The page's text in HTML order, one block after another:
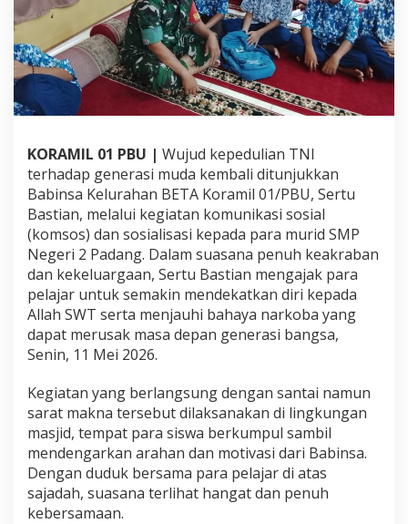
N
i
a
i
K
a
m
a
a
n
d
a
n
B
h
a
y
N
r
k
o
b
a
k
KORAMIL 01 PBU | Wujud kepedulian TNI
terhadap generasi muda kembali ditunjukkan
Babinsa Kelurahan BETA Koramil 01/PBU, Sertu
Bastian, melalui kegiatan komunikasi sosial
(komsos) dan sosialisasi kepada para murid SMP
Negeri 2 Padang. Dalam suasana penuh keakraban
dan kekeluargaan, Sertu Bastian mengajak para
pelajar untuk semakin mendekatkan diri kepada
Allah SWT serta menjauhi bahaya narkoba yang
dapat merusak masa depan generasi bangsa,
Senin, 11 Mei 2026.
Kegiatan yang berlangsung dengan santai namun
sarat makna tersebut dilaksanakan di lingkungan
masjid, tempat para siswa berkumpul sambil
mendengarkan arahan dan motivasi dari Babinsa.
Dengan duduk bersama para pelajar di atas
sajadah, suasana terlihat hangat dan penuh
kebersamaan.